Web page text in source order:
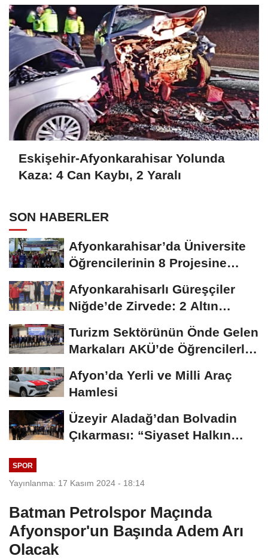
Eskişehir-Afyonkarahisar Yolunda
Kaza: 4 Can Kaybı, 2 Yaralı
SON HABERLER
Afyonkarahisar’da Üniversite
Öğrencilerinin 8 Projesine
Afyonkarahisarlı Güreşçiler
Niğde’de Zirvede: 2 Altın
Turizm Sektörünün Önde Gelen
Markaları AKÜ’de Öğrencilerle
Afyon’da Yerli ve Milli Araç
Hamlesi
Üzeyir Aladağ’dan Bolvadin
Çıkarması: “Siyaset Halkın
SPOR
Yayınlanma: 17 Kasım 2024 - 18:14
Batman Petrolspor Maçında
Afyonspor'un Başında Adem Arı
Olacak